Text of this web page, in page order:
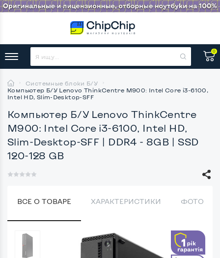
0
Системные блоки Б/У
Компьютер Б/У Lenovo ThinkCentre M900: Intel Core i3-6100,
Intel HD, Slim-Desktop-SFF
Компьютер Б/У Lenovo ThinkCentre
M900: Intel Core i3-6100, Intel HD,
Slim-Desktop-SFF | DDR4 - 8GB | SSD
120-128 GB
ВСЕ О ТОВАРЕ ХАРАКТЕРИСТИКИ ФОТО